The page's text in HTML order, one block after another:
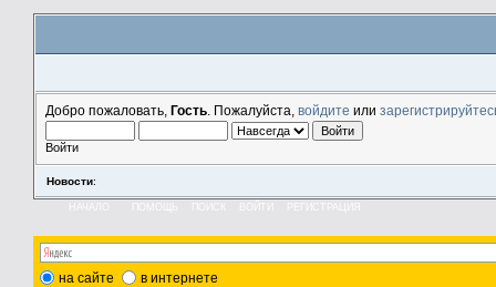
Добро пожаловать, Гость . Пожалуйста, войдите или
Войти
Новости:
ПОМОЩЬ РЕГИСТРАЦИЯ
на сайте в интернете